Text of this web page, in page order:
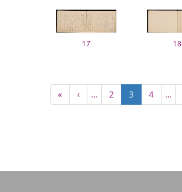
17 18
Pagination
First
page
«
Previous
page
‹ … Page
2
Current
page
3 Page
4 …